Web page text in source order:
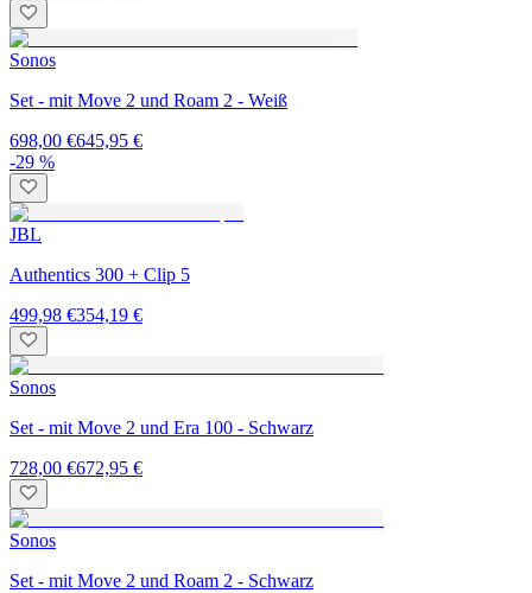
Sonos
Set - mit Move 2 und Roam 2 - Weiß
698,00 €645,95 €
-29 %
JBL
Authentics 300 + Clip 5
499,98 €354,19 €
Sonos
Set - mit Move 2 und Era 100 - Schwarz
728,00 €672,95 €
Sonos
Set - mit Move 2 und Roam 2 - Schwarz